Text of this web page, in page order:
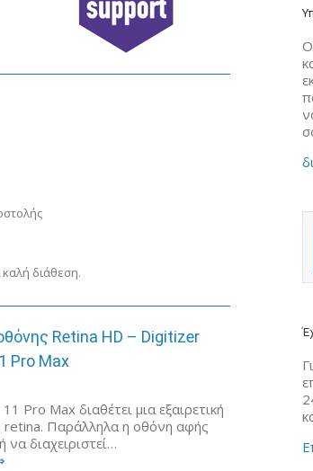
διάθεση.
Retina HD – Digitizer
Pro Max
Pro Max διαθέτει μια εξαιρετική
retina. Παράλληλα η οθόνη αφής
να διαχειριστεί…